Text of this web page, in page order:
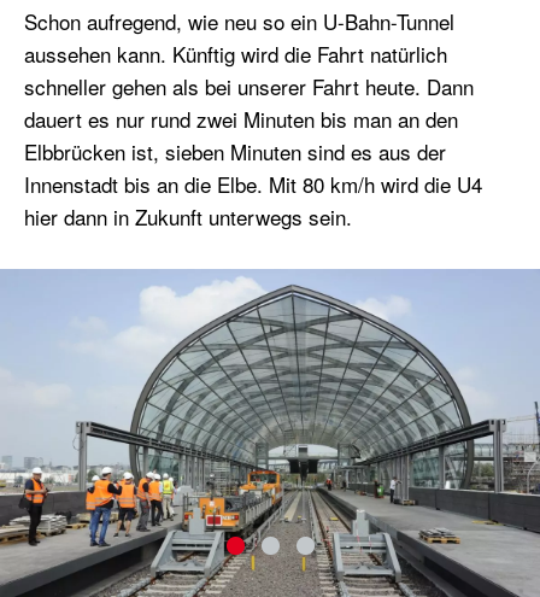
Schon aufregend, wie neu so ein U-Bahn-Tunnel
aussehen kann. Künftig wird die Fahrt natürlich
schneller gehen als bei unserer Fahrt heute. Dann
dauert es nur rund zwei Minuten bis man an den
Elbbrücken ist, sieben Minuten sind es aus der
Innenstadt bis an die Elbe. Mit 80 km/h wird die U4
hier dann in Zukunft unterwegs sein.